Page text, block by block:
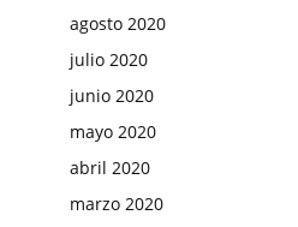
agosto 2020
julio 2020
junio 2020
mayo 2020
abril 2020
marzo 2020